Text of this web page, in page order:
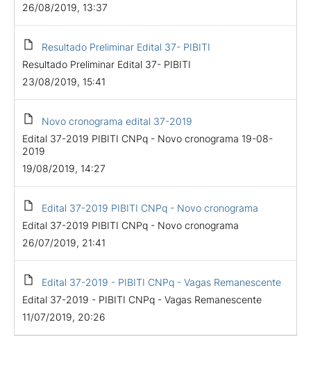
26/08/2019, 13:37
Resultado Preliminar Edital 37- PIBITI
Resultado Preliminar Edital 37- PIBITI
23/08/2019, 15:41
Novo cronograma edital 37-2019
Edital 37-2019 PIBITI CNPq - Novo cronograma 19-08-
2019
19/08/2019, 14:27
Edital 37-2019 PIBITI CNPq - Novo cronograma
Edital 37-2019 PIBITI CNPq - Novo cronograma
26/07/2019, 21:41
Edital 37-2019 - PIBITI CNPq - Vagas Remanescente
Edital 37-2019 - PIBITI CNPq - Vagas Remanescente
11/07/2019, 20:26